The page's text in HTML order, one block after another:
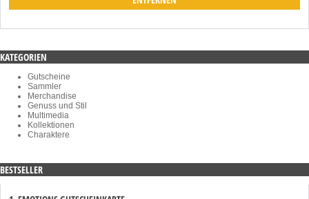
KATEGORIEN
Gutscheine
Sammler
Merchandise
Genuss und Stil
Multimedia
Kollektionen
Charaktere
BESTSELLER